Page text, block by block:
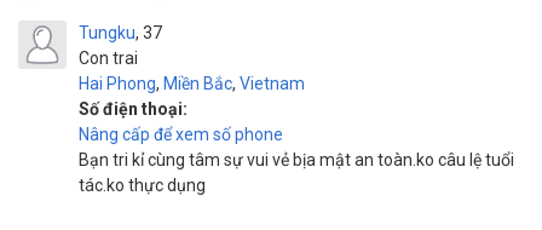
Tungku
Con trai
37
Hai Phong, Miền Bắc, Vietnam
Số điện thoại:
Nâng cấp để xem số phone
Bạn tri kỉ cùng tâm sự vui vẻ bịa mật an toàn.ko câu lệ tuổi
tác.ko thực dụng